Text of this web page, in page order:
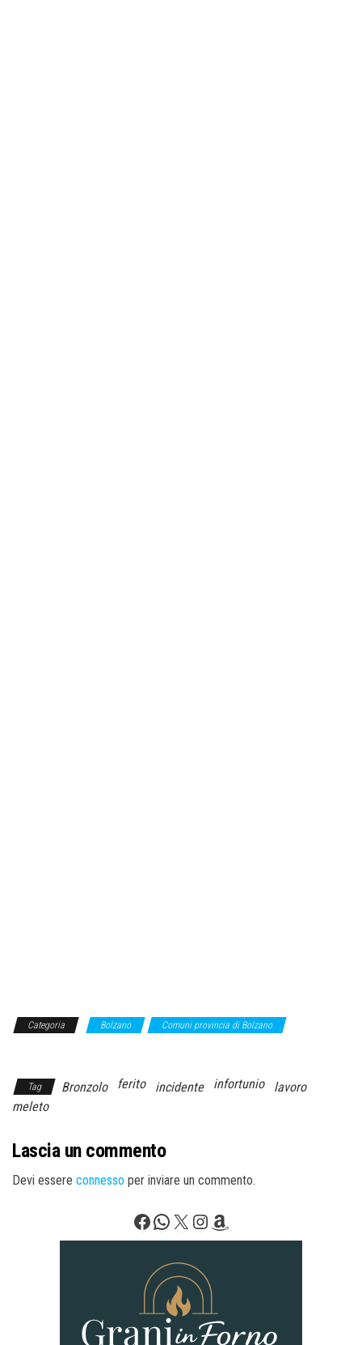
Categoria Bolzano Comuni provincia di Bolzano
Tag Bronzolo ferito incidente infortunio
lavoro
meleto
Lascia un commento
Devi essere connesso per inviare un commento.
Facebook
WhatsApp
X Instagram
Amazon